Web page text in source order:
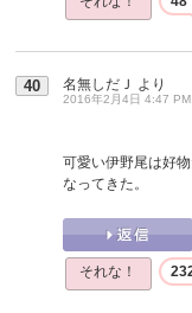
40 名無しだＪ より
2016年2月4日 4:47 PM
可愛い伊野尾は好
なってきた。
それな！